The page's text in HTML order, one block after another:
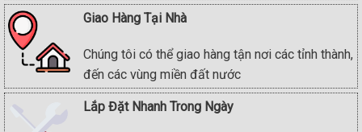
Giao Hàng Tại Nhà
Chúng tôi có thể giao hàng tận nơi các tỉnh thành,
đến các vùng miền đất nước
Lắp Đặt Nhanh Trong Ngày